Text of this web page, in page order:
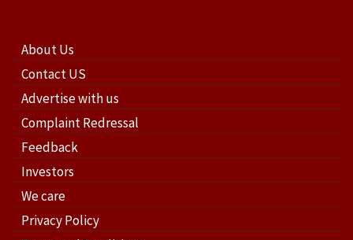
About Us
Contact US
Advertise with us
Complaint Redressal
Feedback
Investors
We care
Privacy Policy